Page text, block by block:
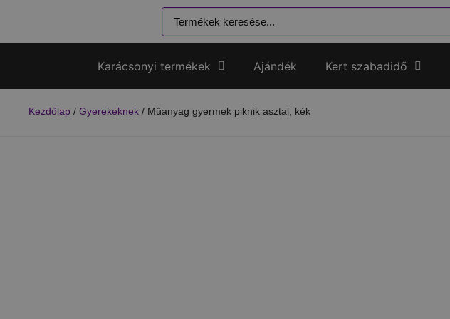
Karácsonyi termékek Ajándék Kert szabadidő
Kezdőlap / Gyerekeknek / Műanyag gyermek piknik asztal, kék